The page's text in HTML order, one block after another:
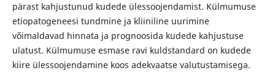
pärast kahjustunud kudede ülessoojendamist. Külmumuse
etiopatogeneesi tundmine ja kliiniline uurimine
võimaldavad hinnata ja prognoosida kudede kahjustuse
ulatust. Külmumuse esmase ravi kuldstandard on kudede
kiire ülessoojendamine koos adekvaatse valutustamisega.